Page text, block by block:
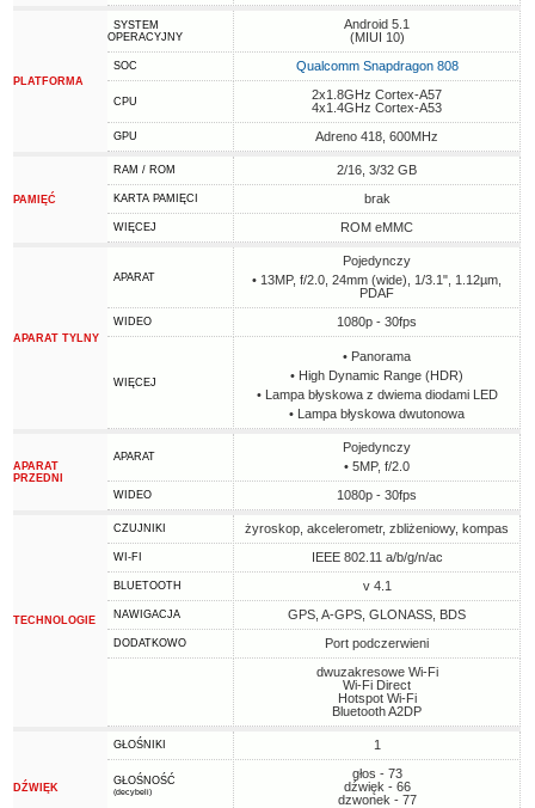
PLATFORMA
SYSTEM
OPERACYJNY
Android 5.1
(MIUI 10)
SOC Qualcomm Snapdragon 808
CPU
2x1.8GHz Cortex-A57
4x1.4GHz Cortex-A53
GPU Adreno 418, 600MHz
PAMIĘĆ
RAM / ROM 2/16, 3/32 GB
KARTA PAMIĘCI brak
WIĘCEJ ROM eMMC
APARAT TYLNY
APARAT
Pojedynczy
• 13MP, f/2.0, 24mm (wide), 1/3.1", 1.12µm,
PDAF
WIDEO 1080p - 30fps
WIĘCEJ
• Panorama
• High Dynamic Range (HDR)
• Lampa błyskowa z dwiema diodami LED
• Lampa błyskowa dwutonowa
APARAT
PRZEDNI
APARAT
Pojedynczy
• 5MP, f/2.0
WIDEO 1080p - 30fps
TECHNOLOGIE
CZUJNIKI żyroskop, akcelerometr, zbliżeniowy, kompas
WI-FI IEEE 802.11 a/b/g/n/ac
BLUETOOTH v 4.1
NAWIGACJA GPS, A-GPS, GLONASS, BDS
DODATKOWO
Port podczerwieni
dwuzakresowe Wi-Fi
Wi-Fi Direct
Hotspot Wi-Fi
Bluetooth A2DP
DŹWIĘK
GŁOŚNIKI 1
GŁOŚNOŚĆ
(decybeli)
głos - 73
dźwięk - 66
dzwonek - 77